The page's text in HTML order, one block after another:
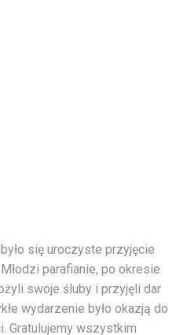
się uroczyste przyjęcie
parafianie, po okresie
swoje śluby i przyjęli dar
wydarzenie było okazją do
Gratulujemy wszystkim